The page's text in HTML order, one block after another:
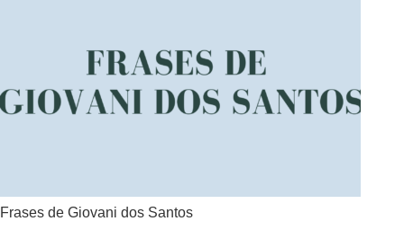
Frases de Giovani dos Santos